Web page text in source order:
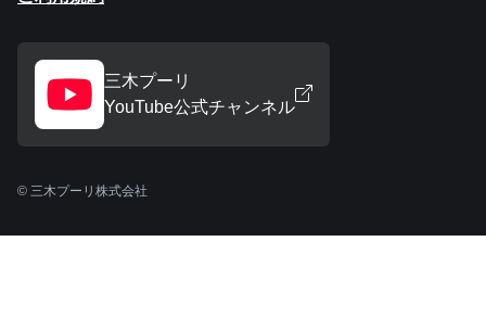
三木プーリ
YouTube公式チャンネル
© 三木プーリ株式会社